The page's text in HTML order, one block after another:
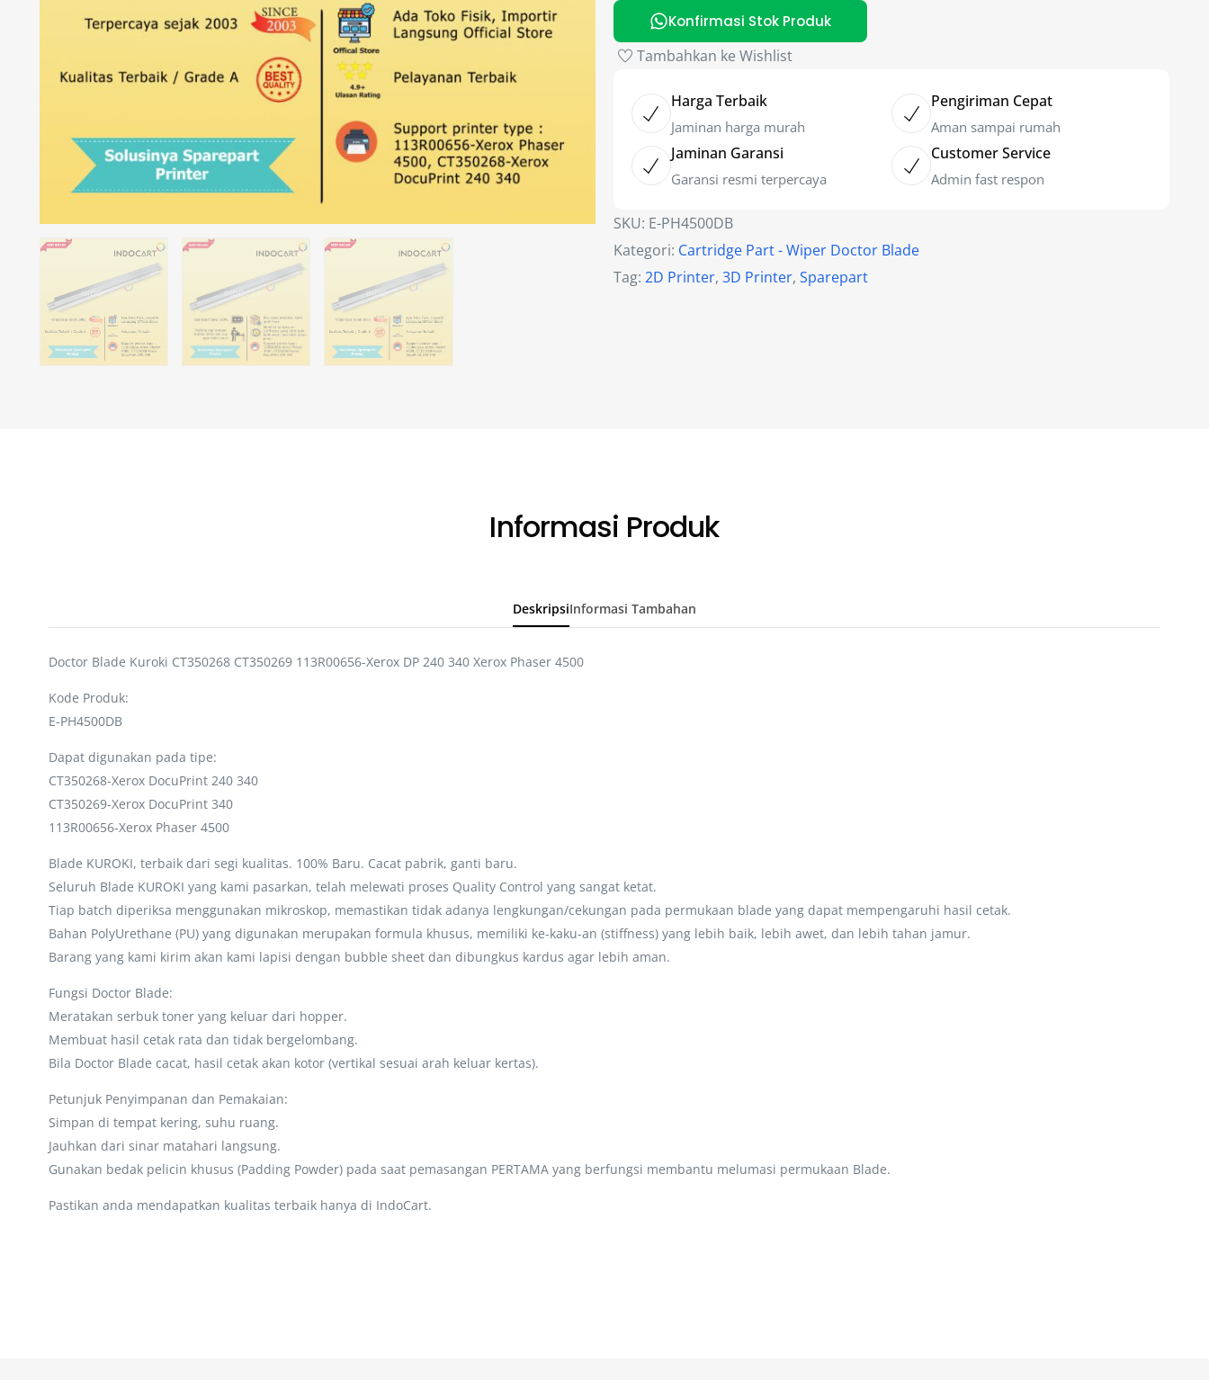
Konfirmasi Stok Produk
Tambahkan ke Wishlist
Harga Terbaik
Jaminan harga murah
Pengiriman Cepat
Aman sampai rumah
Jaminan Garansi
Garansi resmi terpercaya
Customer Service
Admin fast respon
SKU: E-PH4500DB
Kategori: Cartridge Part - Wiper Doctor Blade
Tag: 2D Printer, 3D Printer, Sparepart
Informasi Produk
DeskripsiInformasi Tambahan
Doctor Blade Kuroki CT350268 CT350269 113R00656-Xerox DP 240 340 Xerox Phaser 4500
Kode Produk:
E-PH4500DB
Dapat digunakan pada tipe:
CT350268-Xerox DocuPrint 240 340
CT350269-Xerox DocuPrint 340
113R00656-Xerox Phaser 4500
Blade KUROKI, terbaik dari segi kualitas. 100% Baru. Cacat pabrik, ganti baru.
Seluruh Blade KUROKI yang kami pasarkan, telah melewati proses Quality Control yang sangat ketat.
Tiap batch diperiksa menggunakan mikroskop, memastikan tidak adanya lengkungan/cekungan pada permukaan blade yang dapat mempengaruhi hasil cetak.
Bahan PolyUrethane (PU) yang digunakan merupakan formula khusus, memiliki ke-kaku-an (stiffness) yang lebih baik, lebih awet, dan lebih tahan jamur.
Barang yang kami kirim akan kami lapisi dengan bubble sheet dan dibungkus kardus agar lebih aman.
Fungsi Doctor Blade:
Meratakan serbuk toner yang keluar dari hopper.
Membuat hasil cetak rata dan tidak bergelombang.
Bila Doctor Blade cacat, hasil cetak akan kotor (vertikal sesuai arah keluar kertas).
Petunjuk Penyimpanan dan Pemakaian:
Simpan di tempat kering, suhu ruang.
Jauhkan dari sinar matahari langsung.
Gunakan bedak pelicin khusus (Padding Powder) pada saat pemasangan PERTAMA yang berfungsi membantu melumasi permukaan Blade.
Pastikan anda mendapatkan kualitas terbaik hanya di IndoCart.